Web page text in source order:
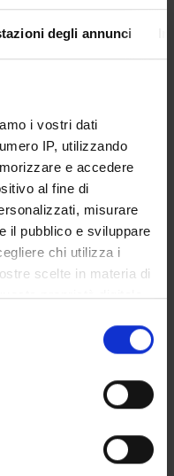
degli annunci
i vostri dati
IP, utilizzando
e accedere
al fine di
misurare
il pubblico e sviluppare
chi utilizza i
scelte in materia di
proprietà digitale
in qualsiasi
cookie o facendo clic
tua posizione
di qualche